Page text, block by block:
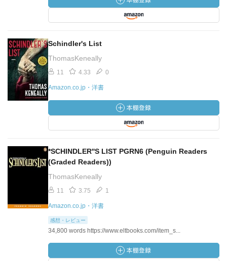
Schindler's List
ThomasKeneally
11 4.33 0
Amazon.co.jp・洋書
*SCHINDLER''S LIST PGRN6 (Penguin Readers
(Graded Readers))
ThomasKeneally
11 3.75 1
Amazon.co.jp・洋書
感想・レビュー
34,800 words https://www.eltbooks.com/item_s...